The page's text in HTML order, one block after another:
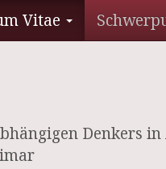
Vitae
Denkers